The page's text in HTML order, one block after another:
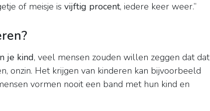
of meisje is vijftig procent, iedere keer weer.”
je kind, veel mensen zouden willen zeggen dat dat
onzin. Het krijgen van kinderen kan bijvoorbeeld
vormen nooit een band met hun kind en